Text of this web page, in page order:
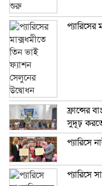
ফ্রান্সের
সুদূঢ় করতে
প্যারিসে
প্যারিসে